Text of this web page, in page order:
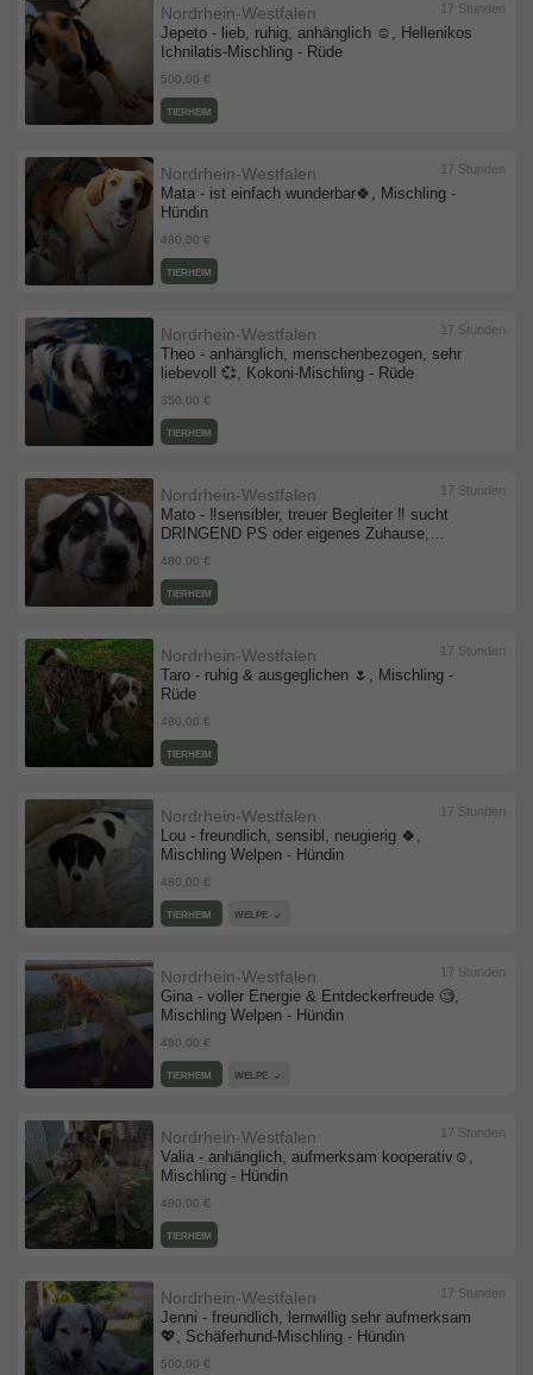
Jepeto - lieb, ruhig, anhänglich ☺️, Hellenikos
Ichnilatis-Mischling - Rüde
Nordrhein-Westfalen
500,00 €
17 Stunden
TIERHEIM
Mata - ist einfach wunderbar🍀, Mischling -
Hündin
Nordrhein-Westfalen
480,00 €
17 Stunden
TIERHEIM
Theo - anhänglich, menschenbezogen, sehr
liebevoll 💞, Kokoni-Mischling - Rüde
Nordrhein-Westfalen
350,00 €
17 Stunden
TIERHEIM
Mato - ‼️sensibler, treuer Begleiter ‼️ sucht
DRINGEND PS oder eigenes Zuhause,
Mischling - Rüde
Nordrhein-Westfalen
480,00 €
17 Stunden
TIERHEIM
Taro - ruhig & ausgeglichen 🌷, Mischling -
Rüde
Nordrhein-Westfalen
480,00 €
17 Stunden
TIERHEIM
Lou - freundlich, sensibl, neugierig 🍀,
Mischling Welpen - Hündin
Nordrhein-Westfalen
480,00 €
17 Stunden
TIERHEIM WELPE
Gina - voller Energie & Entdeckerfreude 🧐,
Mischling Welpen - Hündin
Nordrhein-Westfalen
480,00 €
17 Stunden
TIERHEIM WELPE
Valia - anhänglich, aufmerksam kooperativ☺️,
Mischling - Hündin
Nordrhein-Westfalen
480,00 €
17 Stunden
TIERHEIM
Jenni - freundlich, lernwillig sehr aufmerksam
💖, Schäferhund-Mischling - Hündin
Nordrhein-Westfalen
500,00 €
17 Stunden